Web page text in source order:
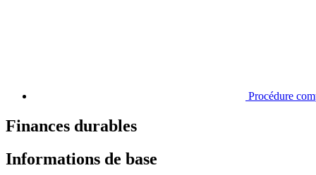
Procédure
Finances durables
Informations de base